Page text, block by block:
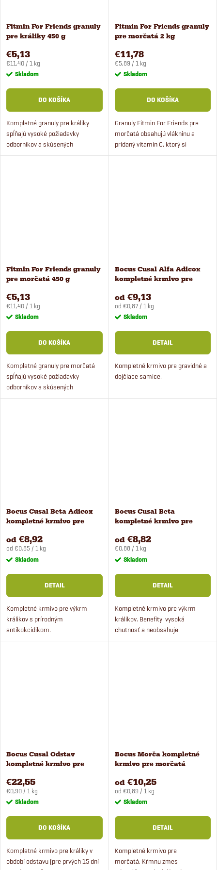
Fitmin For Friends granuly
pre králiky 450 g
€5,13
Jednotková
cena:
€11,40 / 1 kg
Skladom
DO KOŠÍKA
Kompletné granuly pre králiky
spĺňajú vysoké požiadavky
odborníkov a skúsených
chovateľov. Krmivo je určené pre
Fitmin For Friends granuly
pre morčatá 2 kg
€11,78
Jednotková
cena:
€5,89 / 1 kg
Skladom
DO KOŠÍKA
Granuly Fitmin For Friends pre
morčatá obsahujú vlákninu a
pridaný vitamín C, ktorý si
morčatá nedokážu samy
Fitmin For Friends granuly
pre morčatá 450 g
€5,13
Jednotková
cena:
€11,40 / 1 kg
Skladom
DO KOŠÍKA
Kompletné granuly pre morčatá
spĺňajú vysoké požiadavky
odborníkov a skúsených
chovateľov. Kompletné krmivo
Bocus Cusal Alfa Adicox
kompletné krmivo pre
od€9,13
Jednotková
cena:
od €0,87 / 1 kg
Skladom
DETAIL
Kompletné krmivo pre gravidné a
dojčiace samice.
Bocus Cusal Beta Adicox
kompletné krmivo pre
od €8,92
Jednotková
cena:
od €0,85 / 1 kg
Skladom
DETAIL
Kompletné krmivo pre výkrm
králikov s prírodným
antikokcidikom.
Bocus Cusal Beta
kompletné krmivo pre
od€8,82
Jednotková
cena:
€0,88 / 1 kg
Skladom
DETAIL
Kompletné krmivo pre výkrm
králikov. Benefity: vysoká
chutnosť a neobsahuje
antikokcidiká.
Bocus Cusal Odstav
kompletné krmivo pre
€22,55
Jednotková
cena:
€0,90 / 1 kg
Skladom
DO KOŠÍKA
Kompletné krmivo pre králiky v
období odstavu (pre prvých 15 dní
Bocus Morča kompletné
krmivo pre morčatá
od€10,25
Jednotková
cena:
od €0,89 / 1 kg
Skladom
DETAIL
Kompletné krmivo pre
morčatá. Kŕmnu zmes